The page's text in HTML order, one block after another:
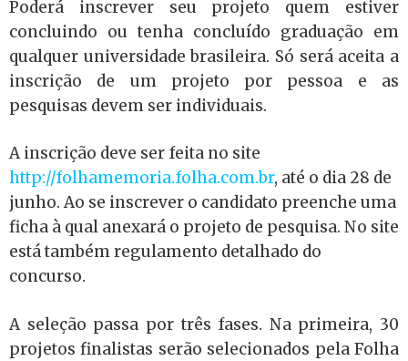
Poderá inscrever seu projeto quem estiver
concluindo ou tenha concluído graduação em
qualquer universidade brasileira. Só será aceita a
inscrição de um projeto por pessoa e as
pesquisas devem ser individuais.
A inscrição deve ser feita no site
http://folhamemoria.folha.com.br, até o dia 28 de
junho. Ao se inscrever o candidato preenche uma
ficha à qual anexará o projeto de pesquisa. No site
está também regulamento detalhado do
concurso.
A seleção passa por três fases. Na primeira, 30
projetos finalistas serão selecionados pela Folha